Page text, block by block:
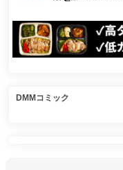
DMMコミック